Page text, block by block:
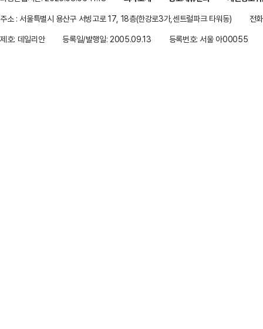
주소 : 서울특별시 용산구 서빙고로 17, 18층(한강로3가,센트럴파크 타워동)
전
제호: 데일리안
등록일/발행일: 2005.09.13 등록번호: 서울 아00055